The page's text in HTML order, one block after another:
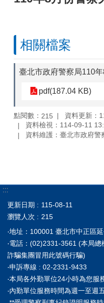
相關檔案
臺北市政府警察局110
pdf(187.04 KB)
點閱數： 215
資料更新：
資料檢視：114-09-11
資料維護：臺北市政府警
:::
更新日期
115-08-11
瀏覽人次
215
‧地址：100001 臺北市中正區
‧電話：(02)2331-3561 (本局
詐騙集團冒用此號碼行騙)
‧申訴專線 : 02-2331-9433
‧本局各外勤單位24小時為您服
‧內勤單位服務時間為週一至週